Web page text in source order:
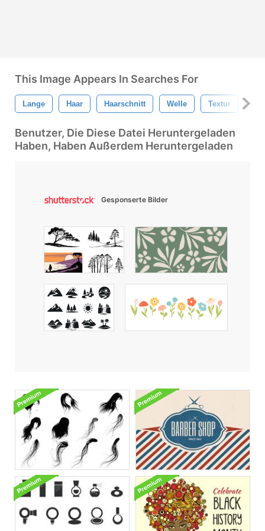
This Image Appears In Searches For
Lange Haar Haarschnitt Welle Textur
Benutzer, Die Diese Datei Heruntergeladen
Haben, Haben Außerdem Heruntergeladen
Gesponserte Bilder